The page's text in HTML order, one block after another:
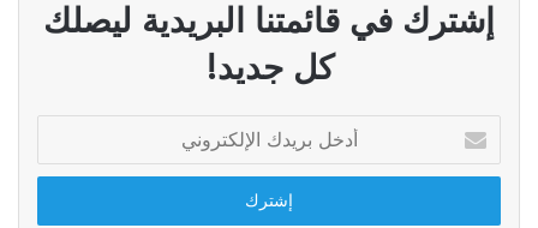
إشترك في قائمتنا البريدية ليصلك
كل جديد!
بريدك
الإلكتروني